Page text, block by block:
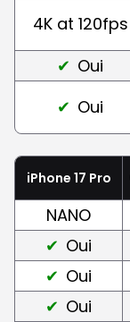
4K at 120fps
Oui
Oui
iPhone 17 Pro
NANO
Oui
Oui
Oui